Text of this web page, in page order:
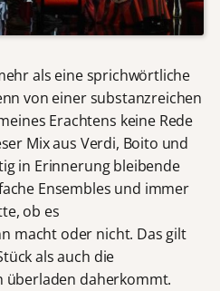
als eine sprichwörtliche
von einer substanzreichen
Erachtens keine Rede
Mix aus Verdi, Boito und
in Erinnerung bleibende
Ensembles und immer
ob es
macht oder nicht. Das gilt
als auch die
überladen daherkommt.